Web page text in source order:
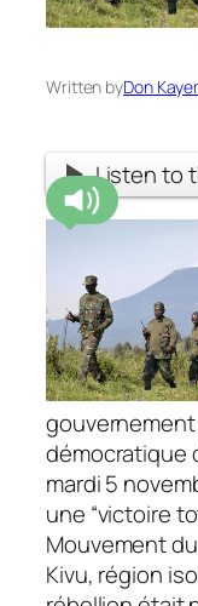
Written byDon
Listen to
démocratique
mardi 5
une “victoire
Mouvement
Kivu, région